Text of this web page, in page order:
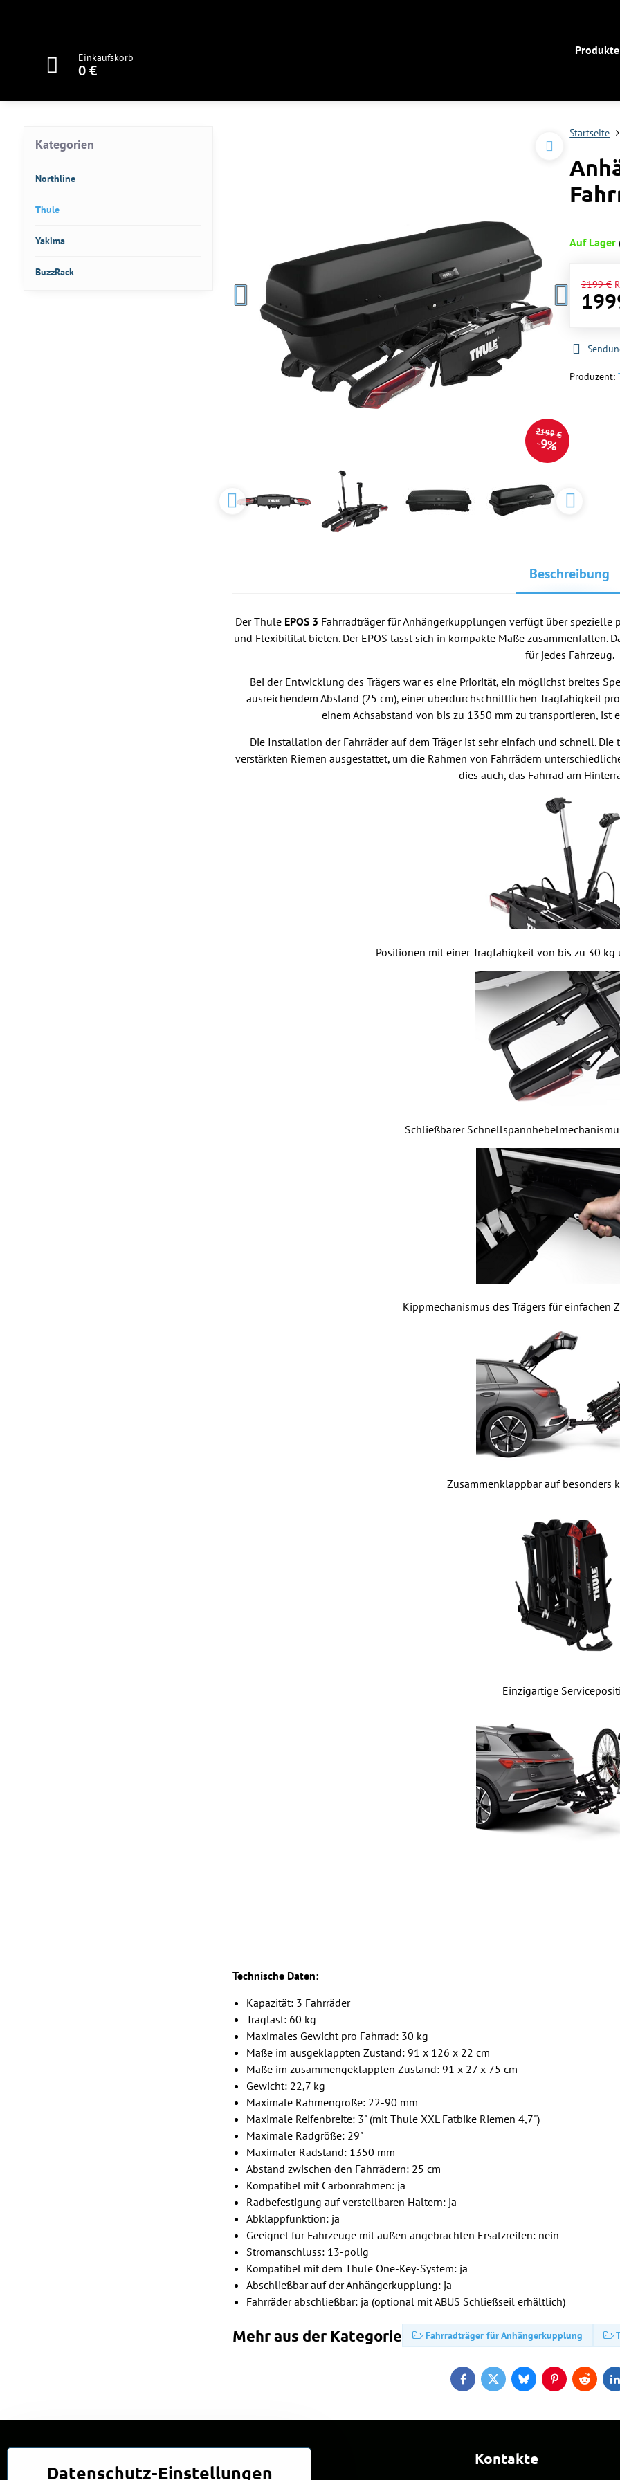
Einkaufskorb
0 €
Produkte
2199 €
9%
Startseite
Auf Lager
2199 €
Produzent:
Beschreibung
Der Thule EPOS 3 Fahrradträger für Anhängerkupplungen verfügt über
und Flexibilität bieten. Der EPOS lässt sich in kompakte Maße zusammenfalten.
für jedes Fahrzeug.
Bei der Entwicklung des Trägers war es eine Priorität, ein möglichst breites
ausreichendem Abstand (25 cm), einer überdurchschnittlichen Tragfähigkeit
einem Achsabstand von bis zu 1350 mm zu transportieren, ist
Die Installation der Fahrräder auf dem Träger ist sehr einfach und schnell.
verstärkten Riemen ausgestattet, um die Rahmen von Fahrrädern
dies auch, das Fahrrad am
Positionen mit einer Tragfähigkeit von bis zu 30 kg
Schließbarer
Kippmechanismus des Trägers für einfachen
Zusammenklappbar auf besonders
Einzigartige
Technische Daten:
Kapazität: 3 Fahrräder
Traglast: 60 kg
Maximales Gewicht pro Fahrrad: 30 kg
Maße im ausgeklappten Zustand: 91 x 126 x 22 cm
Maße im zusammengeklappten Zustand: 91 x 27 x 75 cm
Gewicht: 22,7 kg
Maximale Rahmengröße: 22-90 mm
Maximale Reifenbreite: 3" (mit Thule XXL Fatbike Riemen 4,7")
Maximale Radgröße: 29"
Maximaler Radstand: 1350 mm
Abstand zwischen den Fahrrädern: 25 cm
Kompatibel mit Carbonrahmen: ja
Radbefestigung auf verstellbaren Haltern: ja
Abklappfunktion: ja
Geeignet für Fahrzeuge mit außen angebrachten Ersatzreifen: nein
Stromanschluss: 13-polig
Kompatibel mit dem Thule One-Key-System: ja
Abschließbar auf der Anhängerkupplung: ja
Fahrräder abschließbar: ja (optional mit ABUS Schließseil erhältlich)
Mehr aus der Kategorie Fahrradträger für Anhängerkupplung
FacebookTwitterBlueskyPinterestReddit
Kategorien
Northline
Thule
Yakima
BuzzRack
Kontakte
Datenschutz-Einstellungen